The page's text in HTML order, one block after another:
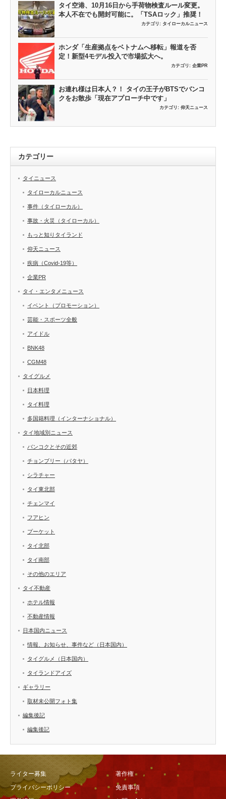
タイ空港、10月16日から手荷物検査ルール変更。
本人不在でも開封可能に。「TSAロック」推奨！
カテゴリ: タイローカルニュース
ホンダ「生産拠点をベトナムへ移転」報道を否
定！新型4モデル投入で市場拡大へ。
カテゴリ: 企業PR
お連れ様は日本人？！ タイの王子がBTSでバンコ
クをお散歩「現在アプローチ中です」
カテゴリ: 仰天ニュース
カテゴリー
タイニュース
タイローカルニュース
事件（タイローカル）
事故・火災（タイローカル）
もっと知りタイランド
仰天ニュース
疾病（Covid-19等）
企業PR
タイ・エンタメニュース
イベント（プロモーション）
芸能・スポーツ全般
アイドル
BNK48
CGM48
タイグルメ
日本料理
タイ料理
多国籍料理（インターナショナル）
タイ地域別ニュース
バンコクとその近郊
チョンブリー（パタヤ）
シラチャー
タイ東北部
チェンマイ
フアヒン
プーケット
タイ北部
タイ南部
その他のエリア
タイ不動産
ホテル情報
不動産情報
日本国内ニュース
情報、お知らせ、事件など（日本国内）
タイグルメ（日本国内）
タイランドアイズ
ギャラリー
取材未公開フォト集
編集後記
編集後記
ライター募集
著作権
プライバシーポリシー
免責事項